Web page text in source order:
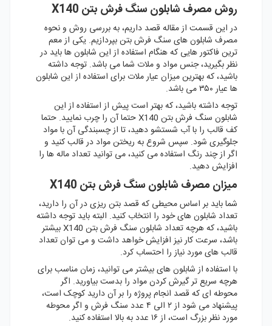
روش مصرف شابلون سنگ فرش بتن X140
در این قسمت از مقاله قصد داریم، به بررسی روش و نحوه
مصرف شابلون های سنگ فرش بتن بپردازیم. یکی از معم
ترین فاکتور هایی که هنگام استفاده از این شابلون ها باید در
نظر بگیرید، جنس مواد و ملات شما می باشد. توجه داشته
باشید، که بهترین میزان عیار ملات برای استفاده از این شابلون
ها عیار ۳۵۰ می باشد.
توجه داشته باشید، که بهتر است پیش از استفاده از این
شابلون سنگ فرش بتن X140 حتما آن را چرب نمایید. حتما
کف قالب را با آب شستشو دهید، تا از چسبندگی آن با مواد
جلوگیری شود. سپس شروع به ریختن مواد در قالب کنید و
اگر از چند رنگ استفاده می کنید، می توانید تعداد ماله ها را
افزایش دهید.
میزان مصرف شابلون سنگ فرش بتن X140
شما باید بر اساس محیطی که قصد بتن ریزی در آن را دارید،
تعداد شابلون های خود را انتخاب کنید. البته باید توجه داشته
باشید، که هرچه تعداد شابلون سنگ فرش بتن X140 بیشتر
باشد، سرعت کار نیز افزایش خواهد داشت و می توان تعداد
قالب های مورد نیاز را احتساب کرد.
با استفاده از شابلون های بیشتر می توانید، زمان مناسب برای
هرچه سریع تر گیرش کردن مواد را بدست بیاورید. اگر
محوطه ای که قصد انجام پروژه را بر آن دارید کوچک است،
پیشنهاد می شود از ۲ الی ۴ عدد سنگ فرش و اگر محوطه
مورد نظر بزرگ است، از ۱۶ عدد به بالا استفاده کنید.